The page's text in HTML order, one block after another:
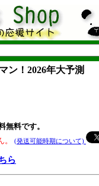
ン！2026年大予測
無料です。
(発送可能時期について)
ら